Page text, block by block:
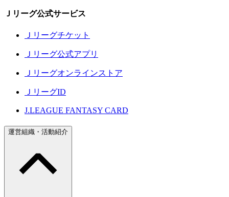
Ｊリーグ公式サービス
Ｊリーグチケット
Ｊリーグ公式アプリ
Ｊリーグオンラインストア
ＪリーグID
J.LEAGUE FANTASY CARD
運営組織・活動紹介